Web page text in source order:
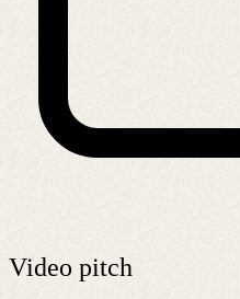
Video pitch